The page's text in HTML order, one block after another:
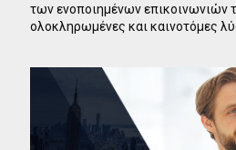
των ενοποιημένων επικοινωνιών
ολοκληρωμένες και καινοτόμες